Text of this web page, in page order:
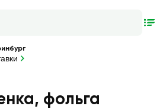
фольга